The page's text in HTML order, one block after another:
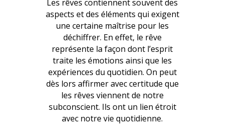
Les rêves contiennent souvent des
aspects et des éléments qui exigent
une certaine maîtrise pour les
déchiffrer. En effet, le rêve
représente la façon dont l’esprit
traite les émotions ainsi que les
expériences du quotidien. On peut
dès lors affirmer avec certitude que
les rêves viennent de notre
subconscient. Ils ont un lien étroit
avec notre vie quotidienne.